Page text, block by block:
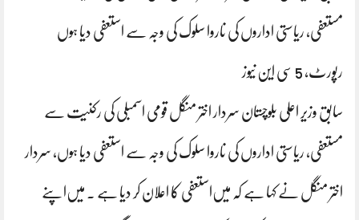
مستعفی، ریاستی اداروں کی ناروا سلوک کی وجہ سے استعفی دیا ہوں
رپورٹ، 5 سی این نیوز
سابق وزیر اعلی بلوچستان سردار اختر منگل قومی اسمبلی کی رکنیت سے
مستعفی، ریاستی اداروں کی ناروا سلوک کی وجہ سے استعفی دیا ہوں، سردار
اختر منگل نے کہا ہے کہ میں‌استعفی کا اعلان کر دیا ہے . میں‌اپنے